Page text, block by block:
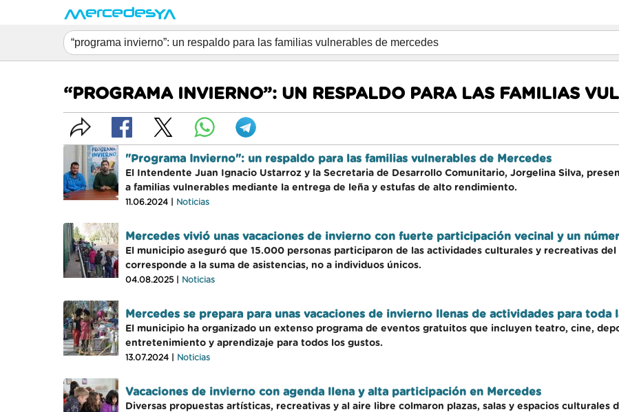
“PROGRAMA INVIERNO”: UN RESPALDO PARA LAS FAMILIAS
"Programa Invierno": un respaldo para las familias vulnerables de Mercedes
El Intendente Juan Ignacio Ustarroz y la Secretaria de Desarrollo Comunitario, Jorgelina Silva,
a familias vulnerables mediante la entrega de leña y estufas de alto rendimiento.
11.06.2024 | Noticias
Mercedes vivió unas vacaciones de invierno con fuerte participación vecinal y un
El municipio aseguró que 15.000 personas participaron de las actividades culturales y recreativas
corresponde a la suma de asistencias, no a individuos únicos.
04.08.2025 | Noticias
Mercedes se prepara para unas vacaciones de invierno llenas de actividades para toda
El municipio ha organizado un extenso programa de eventos gratuitos que incluyen teatro, cine,
entretenimiento y aprendizaje para todos los gustos.
13.07.2024 | Noticias
Vacaciones de invierno con agenda llena y alta participación en Mercedes
Diversas propuestas artísticas, recreativas y al aire libre colmaron plazas, salas y espacios culturales